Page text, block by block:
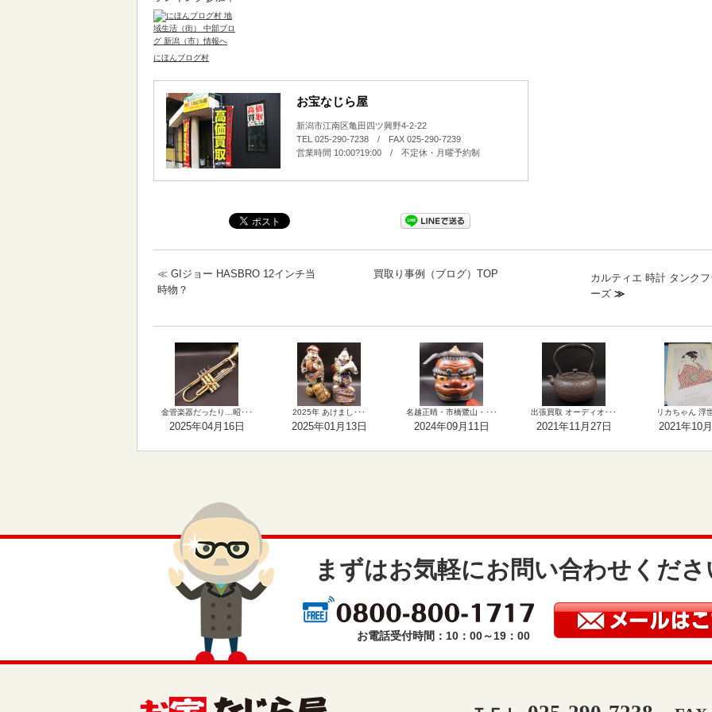
にほんブログ村
お宝なじら屋
新潟市江南区亀田四ツ興野4-2-22
TEL 025-290-7238 / FAX 025-290-7239
営業時間 10:00?19:00 / 不定休・月曜予約制
≪ GIジョー HASBRO 12インチ当
時物？
買取り事例（ブログ）TOP
カルティエ 時計 タンク
ーズ ≫
金管楽器だったり…昭･･･
2025年04月16日
2025年 あけまし･･･
2025年01月13日
名越正晴・市橋鷺山・･･･
2024年09月11日
出張買取 オーディオ･･･
2021年11月27日
リカちゃん 浮
2021年10
まずはお気軽にお問い合わせくださ
お電話受付時間：10：00～19：00